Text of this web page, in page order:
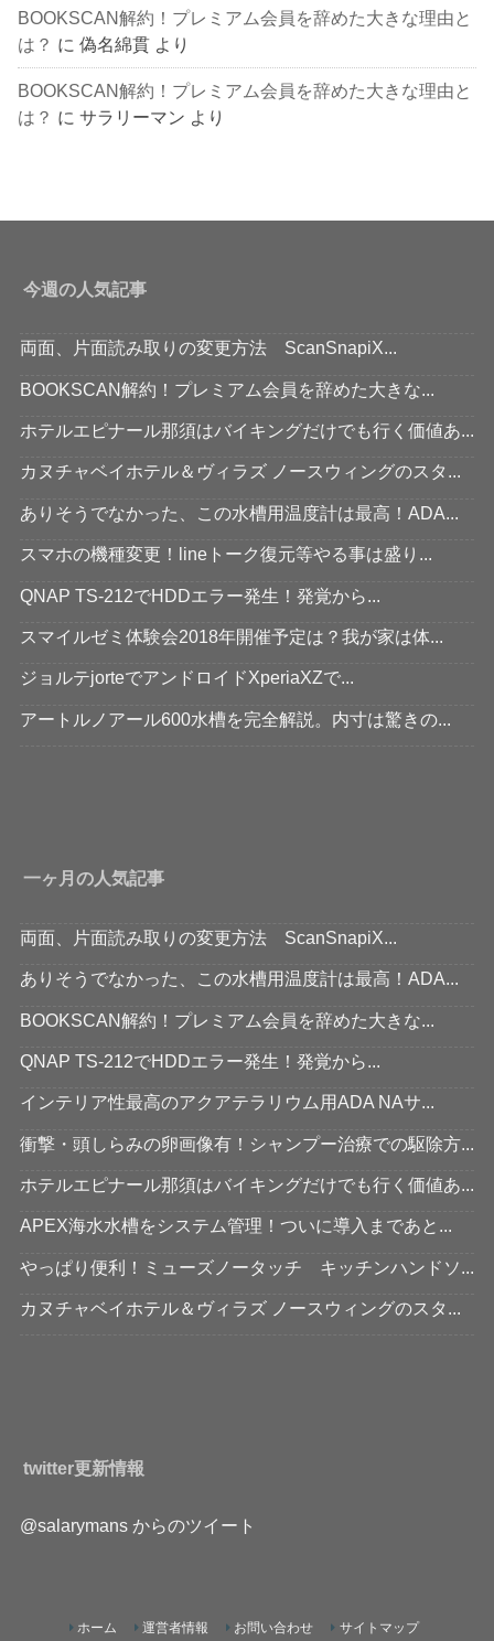
BOOKSCAN解約！プレミアム会員を辞めた大きな理由と
は？ に偽名綿貫 より
BOOKSCAN解約！プレミアム会員を辞めた大きな理由と
は？ にサラリーマン より
今週の人気記事
両面、片面読み取りの変更方法 ScanSnapiX...
BOOKSCAN解約！プレミアム会員を辞めた大きな...
ホテルエピナール那須はバイキングだけでも行く価値あ...
カヌチャベイホテル＆ヴィラズ ノースウィングのスタ...
ありそうでなかった、この水槽用温度計は最高！ADA...
スマホの機種変更！lineトーク復元等やる事は盛り...
QNAP TS-212でHDDエラー発生！発覚から...
スマイルゼミ体験会2018年開催予定は？我が家は体...
ジョルテjorteでアンドロイドXperiaXZで...
アートルノアール600水槽を完全解説。内寸は驚きの...
一ヶ月の人気記事
両面、片面読み取りの変更方法 ScanSnapiX...
ありそうでなかった、この水槽用温度計は最高！ADA...
BOOKSCAN解約！プレミアム会員を辞めた大きな...
QNAP TS-212でHDDエラー発生！発覚から...
インテリア性最高のアクアテラリウム用ADA NAサ...
衝撃・頭しらみの卵画像有！シャンプー治療での駆除方...
ホテルエピナール那須はバイキングだけでも行く価値あ...
APEX海水水槽をシステム管理！ついに導入まであと...
やっぱり便利！ミューズノータッチ キッチンハンドソ...
カヌチャベイホテル＆ヴィラズ ノースウィングのスタ...
twitter更新情報
@salarymans からのツイート
ホーム 運営者情報 お問い合わせ サイトマップ